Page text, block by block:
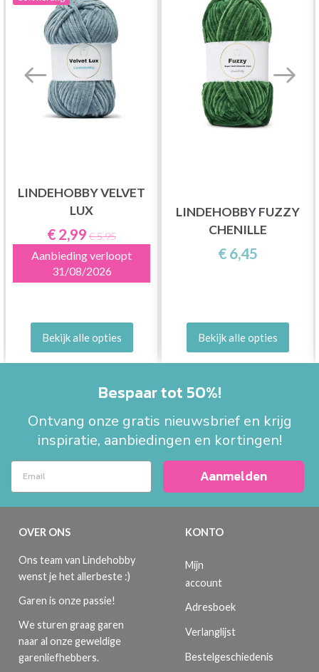
LINDEHOBBY VELVET
LUX
€ 2,99 € 5,95
Aanbieding verloopt
31/08/2026
Bekijk alle opties
LINDEHOBBY FUZZY
CHENILLE
€ 6,45
Bekijk alle opties
Bespaar tot 50%!
Ontvang onze gratis nieuwsbrief en krijg
inspiratie, aanbiedingen en kortingen!
Aanmelden
OVER ONS
Ons team van Lindehobby
wenst je het allerbeste :)
Garen is onze passie!
We sturen graag garen
naar al onze geweldige
garenliefhebbers.
KONTO
Mijn
account
Adresboek
Verlanglijst
Bestelgeschiedenis